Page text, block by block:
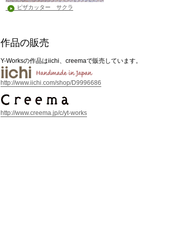
ピザカッター サクラ
作品の販売
Y-Worksの作品はiichi、creemaで販売しています。
http://www.iichi.com/shop/D9996686
http://www.creema.jp/c/yt-works